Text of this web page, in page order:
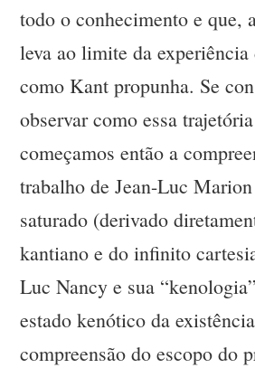
todo o conhecimento e que,
leva ao limite da
como Kant propunha. Se
observar como essa
começamos então a
trabalho de Jean-Luc
saturado (derivado
kantiano e do infinito
Luc Nancy e sua
estado kenótico da
compreensão do escopo do